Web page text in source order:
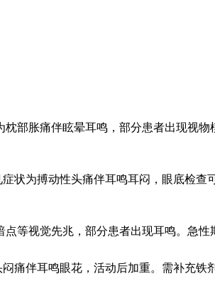
部胀痛伴眩晕耳鸣，部分患者出现视
状为搏动性头痛伴耳鸣耳闷，眼底检
等视觉先兆，部分患者出现耳鸣。急
痛伴耳鸣眼花，活动后加重。需补充铁